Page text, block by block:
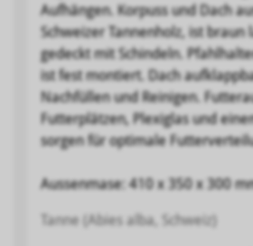
Aufhängen. Korpuss und Dach
Schweizer Tannenholz, ist braun
gedeckt mit Schindeln.
ist fest montiert. Dach
Nachfüllen und Reinigen.
Futterplätzen, Plexiglas und
sorgen für optimale
Aussenmase: 410 x 350 x 300
Tanne (Abies alba, Schweiz)